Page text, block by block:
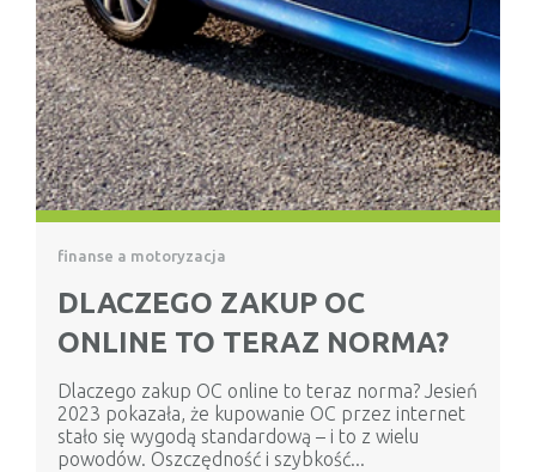
finanse a motoryzacja
DLACZEGO ZAKUP OC
ONLINE TO TERAZ NORMA?
Dlaczego zakup OC online to teraz norma? Jesień
2023 pokazała, że kupowanie OC przez internet
stało się wygodą standardową – i to z wielu
powodów. Oszczędność i szybkość...